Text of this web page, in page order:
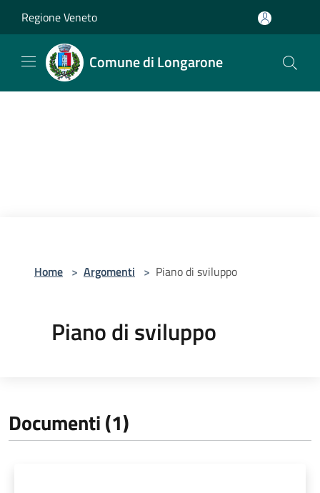
Regione Veneto
Comune di Longarone
Home > Argomenti > Piano di sviluppo
Piano di sviluppo
Documenti (1)